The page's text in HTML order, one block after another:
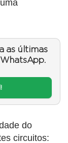
as últimas
do
circuitos: